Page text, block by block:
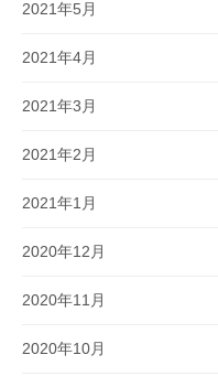
2021年5月
2021年4月
2021年3月
2021年2月
2021年1月
2020年12月
2020年11月
2020年10月